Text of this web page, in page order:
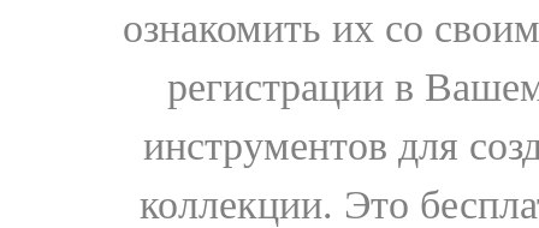
ознакомить их со
регистрации в
инструментов для
коллекции. Это